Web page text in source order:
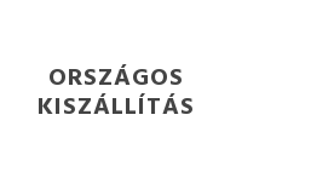
ORSZÁGOS
KISZÁLLÍTÁS